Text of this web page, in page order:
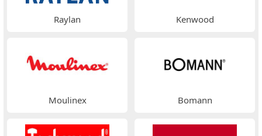
Raylan Kenwood
Moulinex Bomann